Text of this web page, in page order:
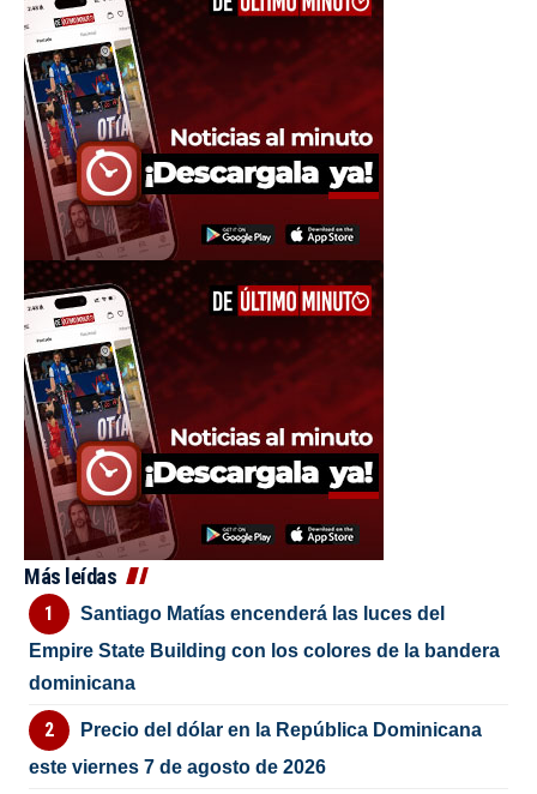
Más leídas
Santiago Matías encenderá las luces del
Empire State Building con los colores de la bandera
dominicana
Precio del dólar en la República Dominicana
este viernes 7 de agosto de 2026